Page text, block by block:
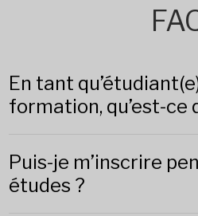
En tant
formation, qu’est-ce
Puis-je m’inscrire
études ?